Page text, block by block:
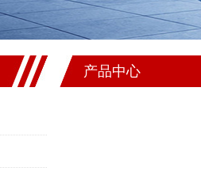
产品中心